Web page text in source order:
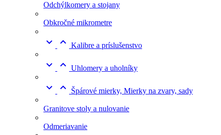
Odchýlkomery a stojany
Obkročné mikrometre
  Kalibre a príslušenstvo
  Uhlomery a uholníky
  Špárové mierky, Mierky na zvary, sady
Granitove stoly a nulovanie
Odmeriavanie